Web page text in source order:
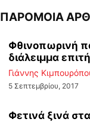
ΠΑΡΟΜΟΙΑ
Φθινοπωρινή
διάλειμμα
Γιάννης
5 Σεπτεμβρίου, 2017
Φετινά ξινά